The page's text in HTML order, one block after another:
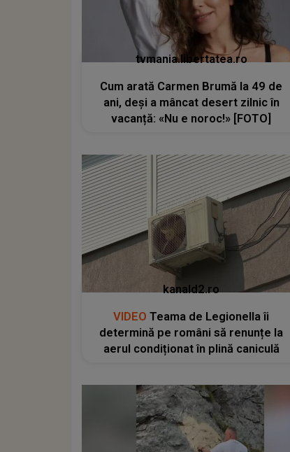
tvmania.libertatea.ro
Cum arată Carmen Brumă la 49 de
ani, deși a mâncat desert zilnic în
vacanță: «Nu e noroc!» [FOTO]
kanald2.ro
VIDEO Teama de Legionella îi
determină pe români să renunțe la
aerul condiționat în plină caniculă